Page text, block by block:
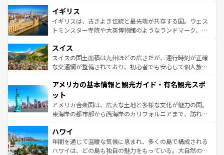
いる。シャンパンの発祥地であるランス、プロヴァンスの
香り高いラベンダー畑など、多彩な楽しみ方が可能だ。さ
らに、パリ以外の地域にも魅力が溢れており、どの街角に
れる地方に足を運ぶとそれぞれで全く異なる文化を体験で
きるだろう。 なお、新着のフランス情報はコンテンツ一覧
を参照してほしい。
顔を持つこの国は、どこを歩いても飽きることがない。ベ
ルリンの文化的活気、バイエルン州のアルプスの絶景、そ
してライン川沿いのワイン畑といった風景は必見。ビール
は、お酒好きな人にはぜひ体験してほしい。 なお、新着の
ドイツ情報はコンテンツ一覧を参照してほしい。
イギリス
イギリスは、古きよき伝統と最先端が共存する国。ウェス
トミンスター寺院や大英博物館のようなランドマーク、歴
リアごとに異なる魅力がある。また、優雅なアフタヌーン
ティー、ビール好きにはたまらない英国パブ、サッカー観
戦など、本場だからこそできる体験も豊富。イギリスを旅
ンツ一覧を参照してほしい。
スイス
スイスの国土面積は九州ほどの広さだが、運行時刻が正確
な交通網が整備されており、初心者でも安心して個人旅行
の建物がそのまま残る町や、スイスならではのユニークな
博物館もあり、アルプス観光だけでなく町歩きも満喫する
ことができる。国民の所得が高いため物価も高いが、旅行
者向けの交通パス提供のサービスもあり、うまく活用すれ
着のスイス情報は
アメリカの基本情報と観光ガイド・有名観光スポ
ット
アメリカ合衆国は、広大な土地と多様な文化が魅力の国。
東海岸の都市部から西海岸のカリフォルニアまで、訪れる
のような巨大都市は、観光、ショッピング、エンターテイ
ンメントが詰まった刺激的なスポットだ。一方、アメリカ
西部には大自然が広がり、グランドキャニオンやイエロー
ハワイ
年間を通じて温暖な気候に恵まれ、多くの島で構成される
ハワイは、どの島も独自の魅力をもっている。大自然の神